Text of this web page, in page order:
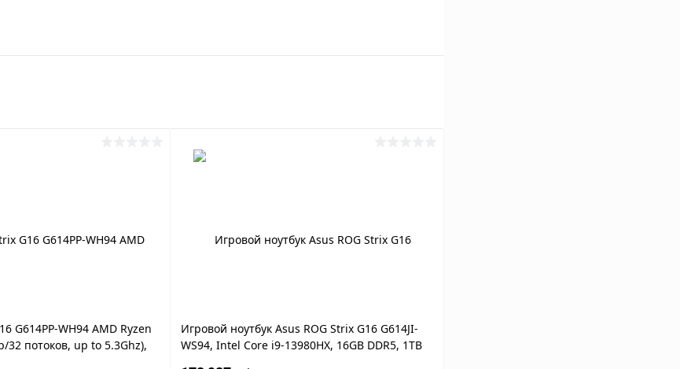
G614PP-WH94 AMD Ryzen
32 потоков, up to 5.3Ghz),
Игровой ноутбук Asus ROG Strix G16 G614JI-
WS94, Intel Core i9-13980HX, 16GB DDR5, 1TB